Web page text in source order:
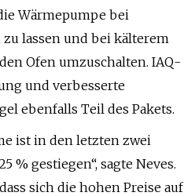
Wärmepumpe bei
lassen und bei kälterem
Ofen umzuschalten. IAQ-
und verbesserte
ebenfalls Teil des Pakets.
ist in den letzten zwei
% gestiegen“, sagte Neves.
sich die hohen Preise auf